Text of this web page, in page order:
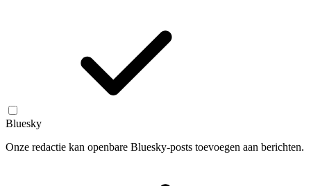
Bluesky
Onze redactie kan openbare Bluesky-posts toevoegen aan berichten.